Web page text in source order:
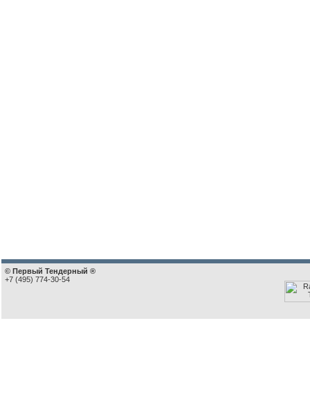
© Первый Тендерный ®
+7 (495) 774-30-54